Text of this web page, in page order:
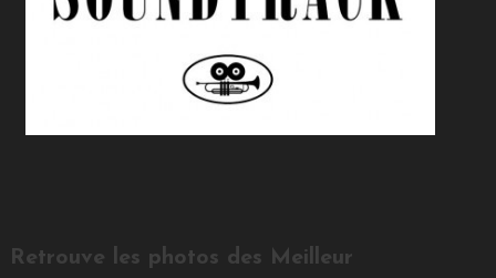
Retrouve les photos des Meilleur